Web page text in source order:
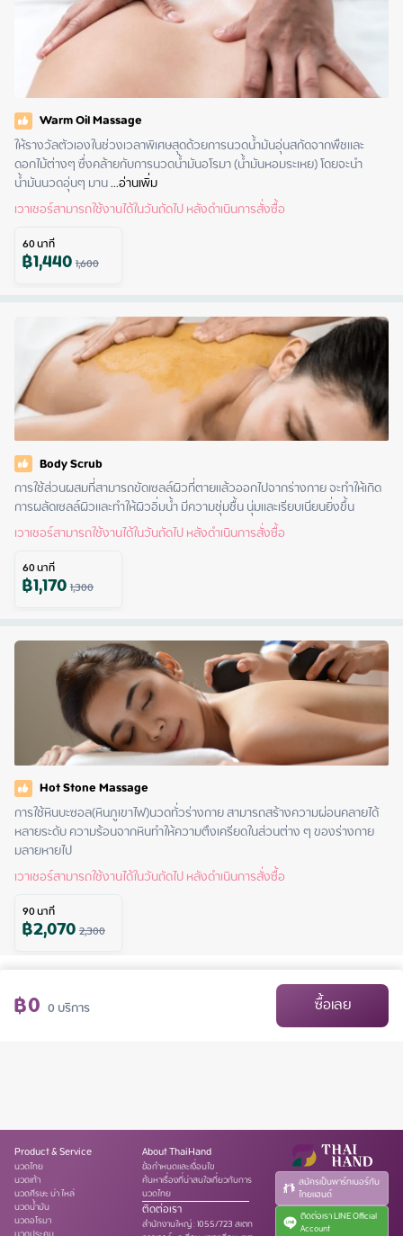
Warm Oil Massage
ให้รางวัลตัวเองในช่วงเวลาพิเศษสุดด้วยการนวดน้ำมันอุ่นสกัดจากพืชและ
ดอกไม้ต่างๆ ซึ่งคล้ายกับการนวดน้ำมันอโรมา (น้ำมันหอมระเหย) โดยจะนำ
น้ำมันนวดอุ่นๆ มาน ...อ่านเพิ่ม
เวาเชอร์สามารถใช้งานได้ในวันถัดไป หลังดำเนินการสั่งซื้อ
60นาที
฿1,4401,600
Body Scrub
การใช้ส่วนผสมที่สามารถขัดเซลล์ผิวที่ตายแล้วออกไปจากร่างกาย จะทำให้เกิด
การผลัดเซลล์ผิวและทำให้ผิวอิ่มน้ำ มีความชุ่มชื้น นุ่มและเรียบเนียนยิ่งขึ้น
เวาเชอร์สามารถใช้งานได้ในวันถัดไป หลังดำเนินการสั่งซื้อ
60นาที
฿1,1701,300
Hot Stone Massage
การใช้หินบะซอล(หินภูเขาไฟ)นวดทั่วร่างกาย สามารถสร้างความผ่อนคลายได้
หลายระดับ ความร้อนจากหินทำให้ความตึงเครียดในส่วนต่าง ๆ ของร่างกาย
มลายหายไป
เวาเชอร์สามารถใช้งานได้ในวันถัดไป หลังดำเนินการสั่งซื้อ
90นาที
฿2,0702,300
฿0 0บริการ ซื้อเลย
Product & Service
นวดไทย
นวดเท้า
นวดศีรษะ บ่า ไหล่
นวดน้ำมัน
นวดอโรมา
About ThaiHand
ข้อกำหนดและเงื่อนไข
ค้นหาเรื่องที่น่าสนใจเกี่ยวกับการ
นวดไทย
ติดต่อเรา
สำนักงานใหญ่:1055/723 สเตท
สมัครเป็นพาร์ทเนอร์กับ
ไทยแฮนด์
ติดต่อเรา LINE Official
Account